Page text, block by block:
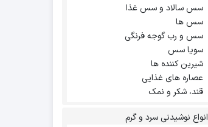
سس سالاد و سس غذا
سس ها
سس و رب گوجه فرنگی
سویا سس
شیرین کننده ها
عصاره های غذایی
قند، شکر و نمک
انواع نوشیدنی سرد و گرم